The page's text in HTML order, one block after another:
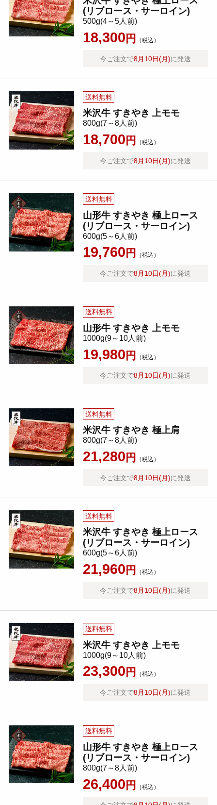
(リブロース・サーロイン)
500g(4～5人前)
18,300 円 （税込）
今ご注文で8月10日(月)に発送
送料無料
米沢牛 すきやき 上モモ
800g(7～8人前)
18,700 円 （税込）
今ご注文で8月10日(月)に発送
送料無料
山形牛 すきやき 極上ロース
(リブロース・サーロイン)
600g(5～6人前)
19,760 円 （税込）
今ご注文で8月10日(月)に発送
送料無料
山形牛 すきやき 上モモ
1000g(9～10人前)
19,980 円 （税込）
今ご注文で8月10日(月)に発送
送料無料
米沢牛 すきやき 極上肩
800g(7～8人前)
21,280 円 （税込）
今ご注文で8月10日(月)に発送
送料無料
米沢牛 すきやき 極上ロース
(リブロース・サーロイン)
600g(5～6人前)
21,960 円 （税込）
今ご注文で8月10日(月)に発送
送料無料
米沢牛 すきやき 上モモ
1000g(9～10人前)
23,300 円 （税込）
今ご注文で8月10日(月)に発送
送料無料
山形牛 すきやき 極上ロース
(リブロース・サーロイン)
800g(7～8人前)
26,400 円 （税込）